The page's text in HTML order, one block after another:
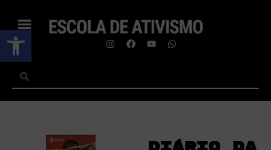
Abrir a barra de ferramentas